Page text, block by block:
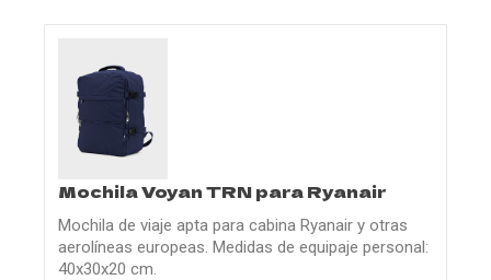
Mochila Voyan TRN para Ryanair
Mochila de viaje apta para cabina Ryanair y otras
aerolíneas europeas. Medidas de equipaje personal:
40x30x20 cm.